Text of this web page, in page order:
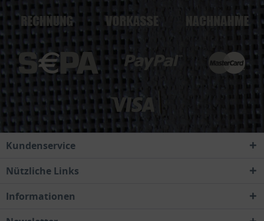
Kundenservice
Nützliche Links
Informationen